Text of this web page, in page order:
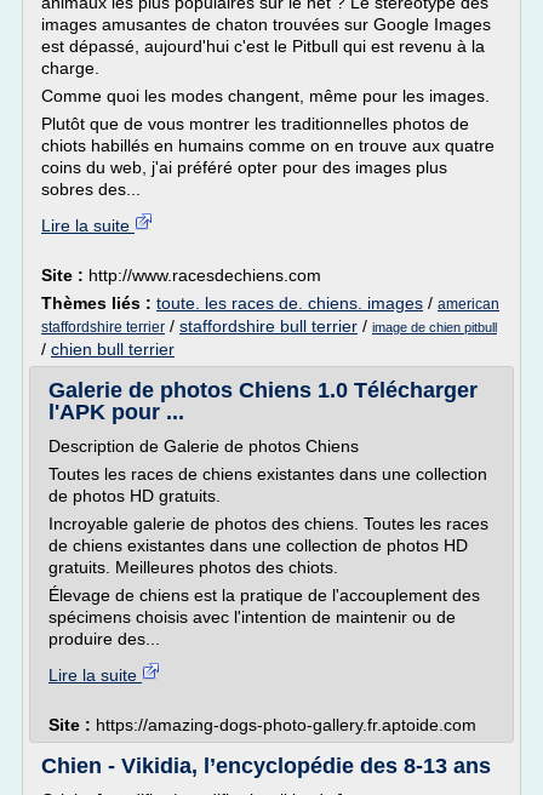
images amusantes de chaton trouvées sur Google Images
est dépassé, aujourd'hui c'est le Pitbull qui est revenu à la
charge.
Comme quoi les modes changent, même pour les images.
Plutôt que de vous montrer les traditionnelles photos de
chiots habillés en humains comme on en trouve aux quatre
coins du web, j'ai préféré opter pour des images plus
sobres des...
Lire la suite
Site : http://www.racesdechiens.com
Thèmes liés : toute. les races de. chiens. images / american
staffordshire terrier / staffordshire bull terrier / image de chien pitbull
/ chien bull terrier
Galerie de photos Chiens 1.0 Télécharger
l'APK pour ...
Description de Galerie de photos Chiens
Toutes les races de chiens existantes dans une collection
de photos HD gratuits.
Incroyable galerie de photos des chiens. Toutes les races
de chiens existantes dans une collection de photos HD
gratuits. Meilleures photos des chiots.
Élevage de chiens est la pratique de l'accouplement des
spécimens choisis avec l'intention de maintenir ou de
produire des...
Lire la suite
Site : https://amazing-dogs-photo-gallery.fr.aptoide.com
Chien - Vikidia, l’encyclopédie des 8-13 ans